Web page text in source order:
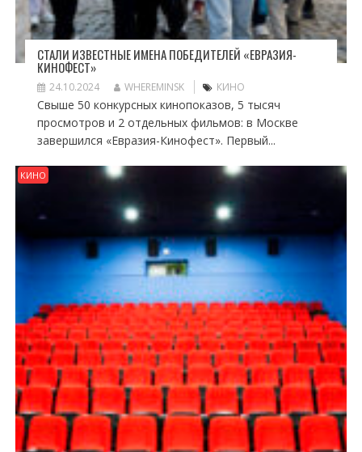
СТАЛИ ИЗВЕСТНЫЕ ИМЕНА ПОБЕДИТЕЛЕЙ «ЕВРАЗИЯ-
КИНОФЕСТ»
24.10.2024 WHEREMINSK КИНО
Свыше 50 конкурсных кинопоказов, 5 тысяч
просмотров и 2 отдельных фильмов: в Москве
завершился «Евразия-Кинофест». Первый...
КИНО